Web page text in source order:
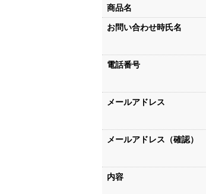
商品名
お問い合わせ時氏名
電話番号
メールアドレス
メールアドレス（確認）
内容